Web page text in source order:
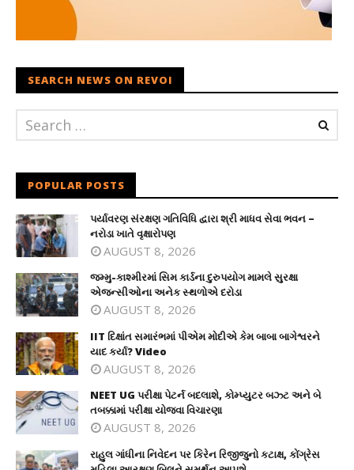
SEARCH NEWS ON REVOI
POPULAR POSTS
પર્યાવરણ સંરક્ષણ ગતિવિધિ દ્વારા શ્રી માધવ સેવા ભવન –
નરોડા ખાતે વૃક્ષારોપણ
AUGUST 8, 2026
જમ્મુ-કાશ્મીરમાં સિમ કાર્ડના દુરુપયોગ મામલે સુરક્ષા
એજન્સીઓના અનેક સ્થળોએ દરોડા
AUGUST 8, 2026
IIT દિક્ષાંત સમારંભમાં પીએમ મોદીએ કેમ બાબા બાગેશ્વરને
યાદ કર્યા? Video
AUGUST 8, 2026
NEET UG પરીક્ષા પેટર્ન બદલાશે, કોમ્પ્યુટર બઝ્ટ અને બે
તબક્કામાં પરીક્ષા યોજવા વિચારણા
AUGUST 8, 2026
રાહુલ ગાંધીના નિવેદન પર કિરેન રિજીજુનો કટાક્ષ, કોંગ્રેસ